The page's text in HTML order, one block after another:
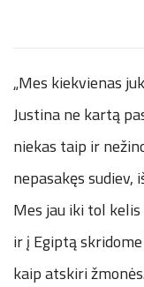
„Mes kiekvienas
Justina ne kartą
niekas taip ir
nepasakęs
Mes jau iki tol
ir į Egiptą
kaip atskiri